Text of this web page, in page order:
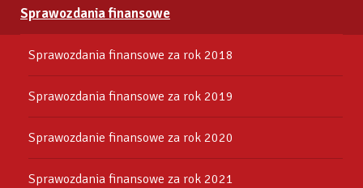
Sprawozdania finansowe
Sprawozdania finansowe za rok 2018
Sprawozdania finansowe za rok 2019
Sprawozdanie finansowe za rok 2020
Sprawozdania finansowe za rok 2021